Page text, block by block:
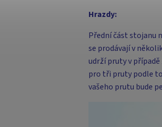
Hrazdy:
Přední část stojanu
se prodávají v
udrží pruty v případě
pro tři pruty podle
vašeho prutu bude